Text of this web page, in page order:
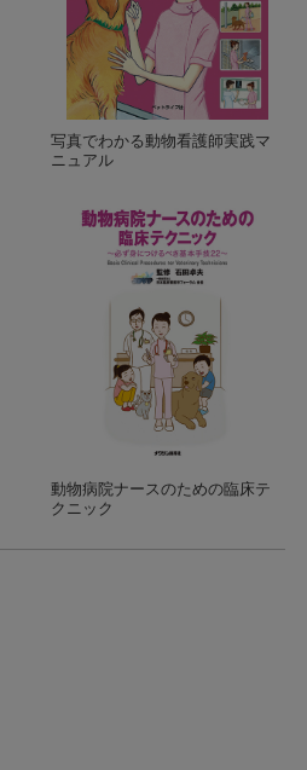
写真でわかる動物看護師実践マ
ニュアル
動物病院ナースのための臨床テ
クニック